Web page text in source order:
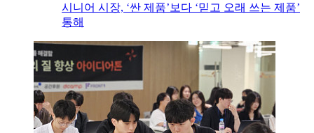
시니어 시장, ‘싼 제품’보다 ‘믿고 오래 쓰는 제품’
통해